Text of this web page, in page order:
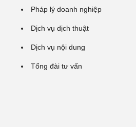
Pháp lý doanh nghiệp
Dịch vụ dịch thuật
Dịch vụ nội dung
Tổng đài tư vấn